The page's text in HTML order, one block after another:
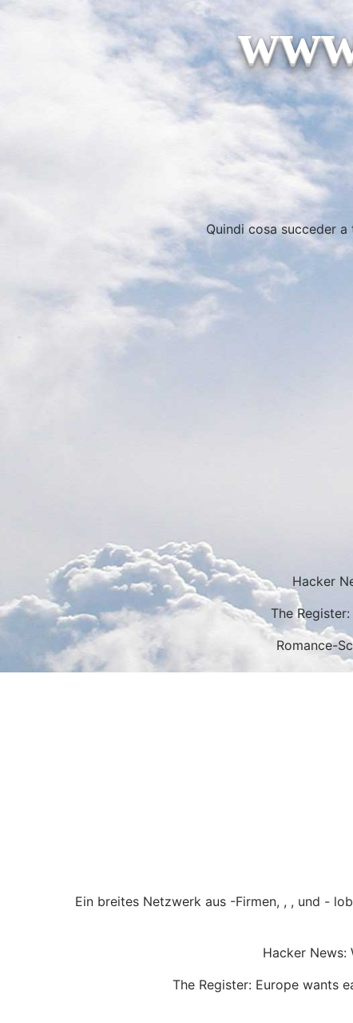
Quindi cosa succeder
Hacker
The
Romance-
Ein breites Netzwerk aus -Firmen, , , und -
Hacker News:
The Register: Europe wants